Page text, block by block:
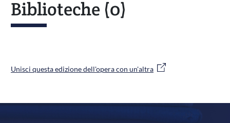
Biblioteche (0)
Unisci questa edizione dell'opera con un'altra